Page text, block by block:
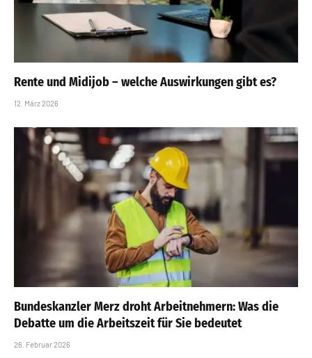
Rente und Midijob – welche Auswirkungen gibt es?
12. März 2026
Bundeskanzler Merz droht Arbeitnehmern: Was die
Debatte um die Arbeitszeit für Sie bedeutet
26. Februar 2026